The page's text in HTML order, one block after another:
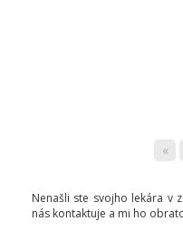
«
Nenašli ste svojho lekára v
nás kontaktuje a mi ho